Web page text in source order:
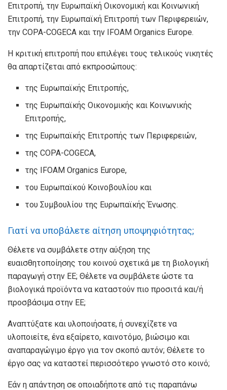
Επιτροπή, την Ευρωπαϊκή Οικονομική και Κοινωνική
Επιτροπή, την Ευρωπαϊκή Επιτροπή των Περιφερειών,
την COPA-COGECA και την IFOAM Organics Europe.
Η κριτική επιτροπή που επιλέγει τους τελικούς νικητές
θα απαρτίζεται από εκπροσώπους:
της Ευρωπαϊκής Επιτροπής,
της Ευρωπαϊκής Οικονομικής και Κοινωνικής
Επιτροπής,
της Ευρωπαϊκής Επιτροπής των Περιφερειών,
της COPA-COGECA,
της IFOAM Organics Europe,
του Ευρωπαϊκού Κοινοβουλίου και
του Συμβουλίου της Ευρωπαϊκής Ένωσης.
Γιατί να υποβάλετε αίτηση υποψηφιότητας;
Θέλετε να συμβάλετε στην αύξηση της
ευαισθητοποίησης του κοινού σχετικά με τη βιολογική
παραγωγή στην ΕΕ; Θέλετε να συμβάλετε ώστε τα
βιολογικά προϊόντα να καταστούν πιο προσιτά και/ή
προσβάσιμα στην ΕΕ;
Αναπτύξατε και υλοποιήσατε, ή συνεχίζετε να
υλοποιείτε, ένα εξαίρετο, καινοτόμο, βιώσιμο και
αναπαραγώγιμο έργο για τον σκοπό αυτόν; Θέλετε το
έργο σας να καταστεί περισσότερο γνωστό στο κοινό;
Εάν η απάντηση σε οποιαδήποτε από τις παραπάνω